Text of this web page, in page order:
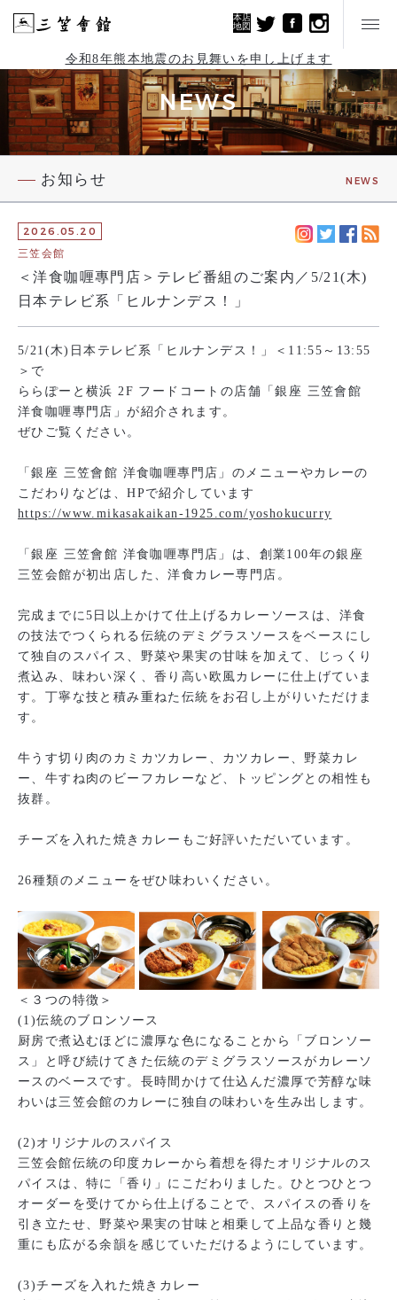
本店
地図
令和8年熊本地震のお見舞いを申し上げます
NEWS
お知らせ NEWS
2026.05.20
三笠会館
＜洋食咖喱專門店＞テレビ番組のご案内／5/21(木)
日本テレビ系「ヒルナンデス！」
5/21(木)日本テレビ系「ヒルナンデス！」＜11:55～13:55
＞で
ららぽーと横浜 2F フードコートの店舗「銀座 三笠會館
洋食咖喱專門店」が紹介されます。
ぜひご覧ください。
「銀座 三笠會館 洋食咖喱專門店」のメニューやカレーの
こだわりなどは、HPで紹介しています
https://www.mikasakaikan-1925.com/yoshokucurry
「銀座 三笠會館 洋食咖喱專門店」は、創業100年の銀座
三笠会館が初出店した、洋食カレー専門店。
完成までに5日以上かけて仕上げるカレーソースは、洋食
の技法でつくられる伝統のデミグラスソースをベースにし
て独自のスパイス、野菜や果実の甘味を加えて、じっくり
煮込み、味わい深く、香り高い欧風カレーに仕上げていま
す。丁寧な技と積み重ねた伝統をお召し上がりいただけま
す。
牛うす切り肉のカミカツカレー、カツカレー、野菜カレ
ー、牛すね肉のビーフカレーなど、トッピングとの相性も
抜群。
チーズを入れた焼きカレーもご好評いただいています。
26種類のメニューをぜひ味わいください。
＜３つの特徴＞
(1)伝統のブロンソース
厨房で煮込むほどに濃厚な色になることから「ブロンソー
ス」と呼び続けてきた伝統のデミグラスソースがカレーソ
ースのベースです。長時間かけて仕込んだ濃厚で芳醇な味
わいは三笠会館のカレーに独自の味わいを生み出します。
(2)オリジナルのスパイス
三笠会館伝統の印度カレーから着想を得たオリジナルのス
パイスは、特に「香り」にこだわりました。ひとつひとつ
オーダーを受けてから仕上げることで、スパイスの香りを
引き立たせ、野菜や果実の甘味と相乗して上品な香りと幾
重にも広がる余韻を感じていただけるようにしています。
(3)チーズを入れた焼きカレー